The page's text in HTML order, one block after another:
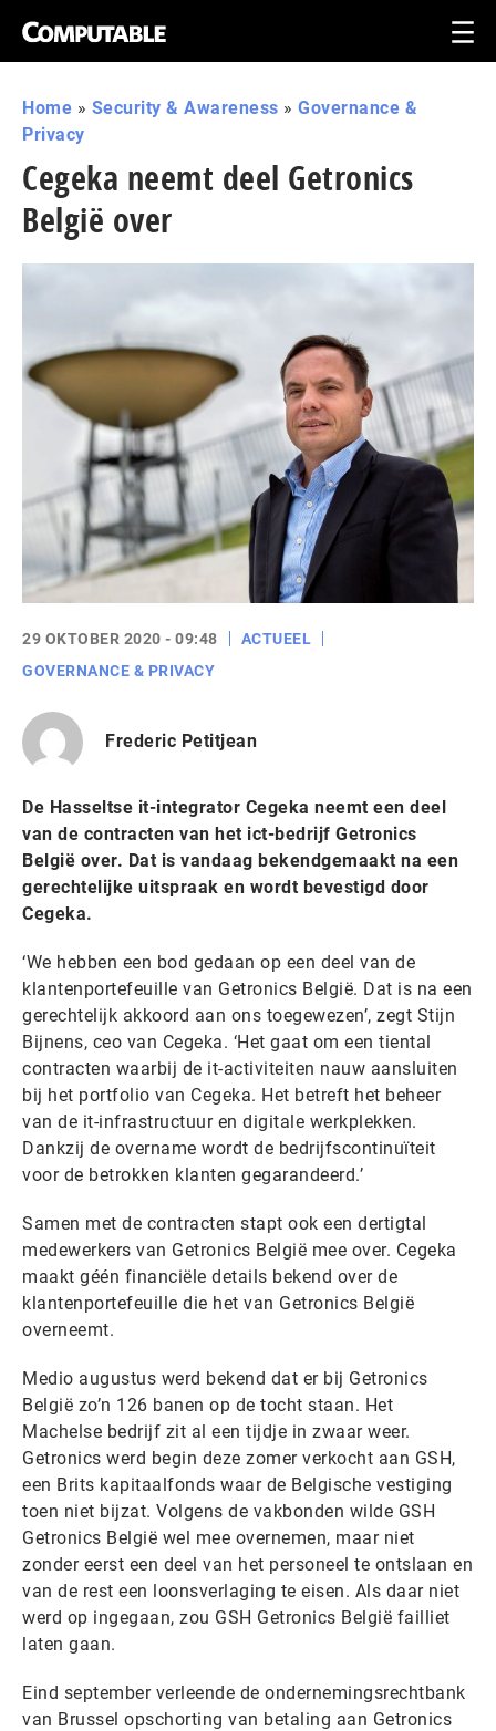
Home » Security & Awareness » Governance &
Privacy
Cegeka neemt deel Getronics
België over
29 OKTOBER 2020 - 09:48
ACTUEEL
GOVERNANCE & PRIVACY
Frederic Petitjean
De Hasseltse it-integrator Cegeka neemt een deel
van de contracten van het ict-bedrijf Getronics
België over. Dat is vandaag bekendgemaakt na een
gerechtelijke uitspraak en wordt bevestigd door
Cegeka.
‘We hebben een bod gedaan op een deel van de
klantenportefeuille van Getronics België. Dat is na een
gerechtelijk akkoord aan ons toegewezen’, zegt Stijn
Bijnens, ceo van Cegeka. ‘Het gaat om een tiental
contracten waarbij de it-activiteiten nauw aansluiten
bij het portfolio van Cegeka. Het betreft het beheer
van de it-infrastructuur en digitale werkplekken.
Dankzij de overname wordt de bedrijfscontinuïteit
voor de betrokken klanten gegarandeerd.’
Samen met de contracten stapt ook een dertigtal
medewerkers van Getronics België mee over. Cegeka
maakt géén financiële details bekend over de
klantenportefeuille die het van Getronics België
overneemt.
Medio augustus werd bekend dat er bij Getronics
België zo’n 126 banen op de tocht staan. Het
Machelse bedrijf zit al een tijdje in zwaar weer.
Getronics werd begin deze zomer verkocht aan GSH,
een Brits kapitaalfonds waar de Belgische vestiging
toen niet bijzat. Volgens de vakbonden wilde GSH
Getronics België wel mee overnemen, maar niet
zonder eerst een deel van het personeel te ontslaan en
van de rest een loonsverlaging te eisen. Als daar niet
werd op ingegaan, zou GSH Getronics België failliet
laten gaan.
Eind september verleende de ondernemingsrechtbank
van Brussel opschorting van betaling aan Getronics